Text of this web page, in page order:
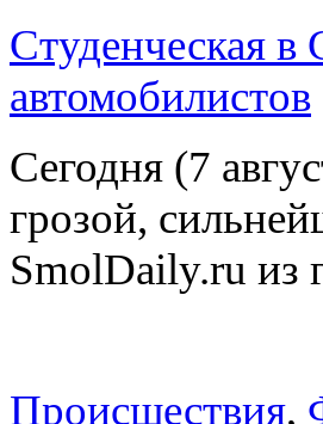
Студенческая в
автомобилистов
Сегодня (7
грозой,
SmolDaily.ru из
Происшествия,